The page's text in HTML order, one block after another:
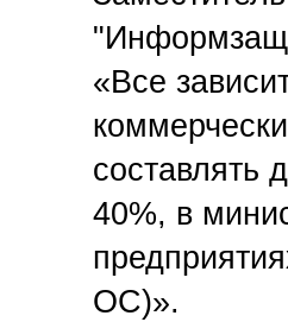
«Все
составлять
40%, в
ОС)».